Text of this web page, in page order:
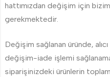
hattımızdan değişim için
gerekmektedir.
Değişim sağlanan üründe,
değişim-iade işlemi
siparişinizdeki ürünlerin